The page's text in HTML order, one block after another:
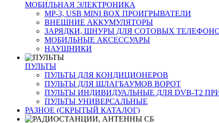
МОБИЛЬНАЯ ЭЛЕКТРОНИКА
MP-3, USB MINI BOX ПРОИГРЫВАТЕЛИ
ВНЕШНИЕ АККУМУЛЯТОРЫ
ЗАРЯДКИ, ШНУРЫ ДЛЯ СОТОВЫХ
МОБИЛЬНЫЕ АКСЕССУАРЫ
НАУШНИКИ
ПУЛЬТЫ
ПУЛЬТЫ ДЛЯ КОНДИЦИОНЕРОВ
ПУЛЬТЫ ДЛЯ ШЛАГБАУМОВ ВОРОТ
ПУЛЬТЫ ИНДИВИДУАЛЬНЫЕ ДЛЯ DVB-T2
ПУЛЬТЫ УНИВЕРСАЛЬНЫЕ
РАЗНОЕ (СКРЫТЫЙ КАТАЛОГ)